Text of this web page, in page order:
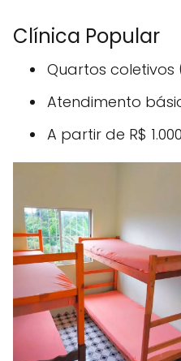
Clínica Popular
Quartos coletivos
Atendimento
A partir de R$